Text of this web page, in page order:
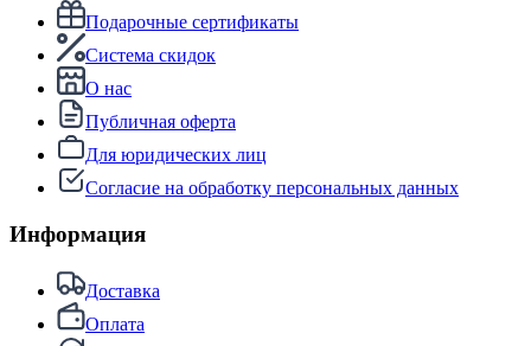
Подарочные сертификаты
Система скидок
О нас
Публичная оферта
Для юридических лиц
Согласие на обработку персональных данных
Информация
Доставка
Оплата